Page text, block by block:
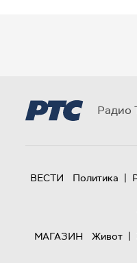
Радио
ВЕСТИ Политика |
МАГАЗИН
Живот |